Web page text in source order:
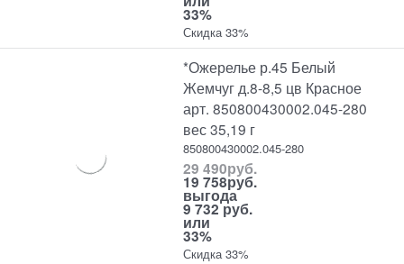
33%
Скидка 33%
*Ожерелье р.45 Белый
Жемчуг д.8-8,5 цв Красное
арт. 850800430002.045-280
вес 35,19 г
850800430002.045-280
29 490руб.
19 758руб.
выгода
9 732 руб.
или
33%
Скидка 33%